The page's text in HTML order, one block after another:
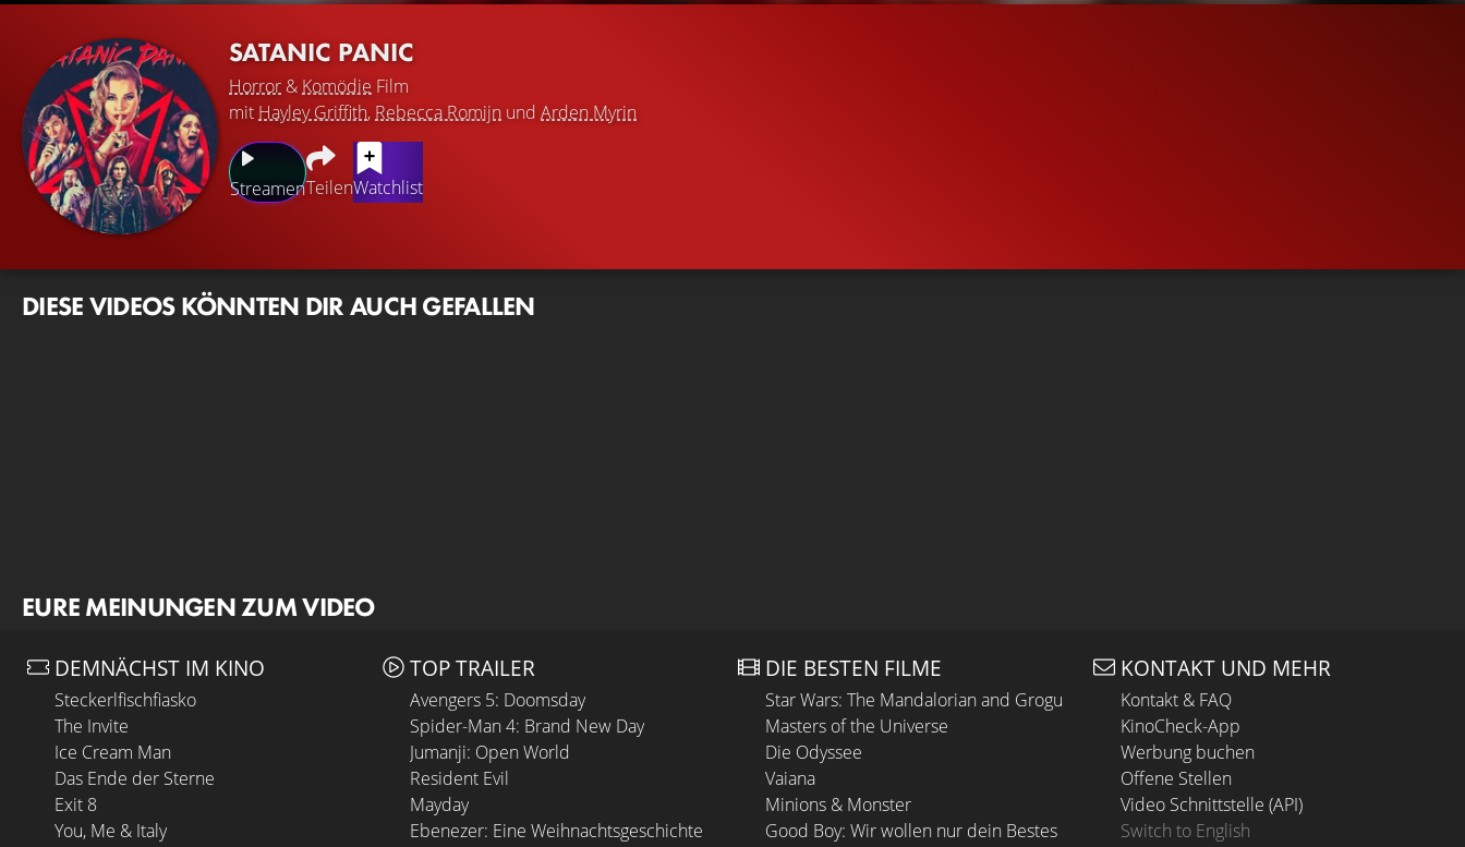
SATANIC PANIC
Horror & Komödie Film
mit Hayley Griffith, Rebecca Romijn und Arden Myrin
StreamenTeilenWatchlist
DIESE VIDEOS KÖNNTEN DIR AUCH GEFALLEN
EURE MEINUNGEN ZUM VIDEO
DEMNÄCHST IM KINO
Steckerlfischfiasko
The Invite
Ice Cream Man
Das Ende der Sterne
Exit 8
You, Me & Italy
TOP TRAILER
Avengers 5: Doomsday
Spider-Man 4: Brand New Day
Jumanji: Open World
Resident Evil
Mayday
Ebenezer: Eine Weihnachtsgeschichte
DIE BESTEN FILME
Star Wars: The Mandalorian and Grogu
Masters of the Universe
Die Odyssee
Vaiana
Minions & Monster
Good Boy: Wir wollen nur dein Bestes
KONTAKT UND MEHR
Kontakt & FAQ
KinoCheck-App
Werbung buchen
Offene Stellen
Video Schnittstelle (API)
Switch to English